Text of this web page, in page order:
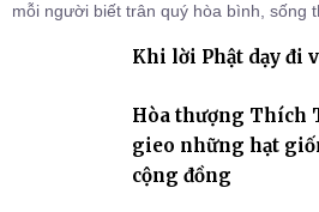
mỗi người biết trân quý hòa bình, sống
Khi lời Phật dạy đi
Hòa thượng
gieo những hạt
cộng đồng